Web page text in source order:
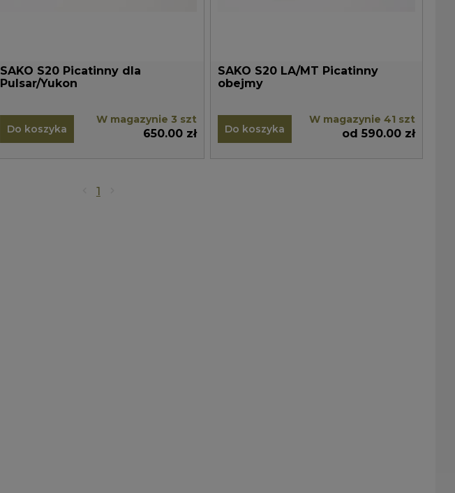
SAKO S20 Picatinny dla
Pulsar/Yukon
Do koszyka
W magazynie 3 szt
650.00 zł
SAKO S20 LA/MT Picatinny
obejmy
Do koszyka
W magazynie 41 szt
od 590.00 zł
1